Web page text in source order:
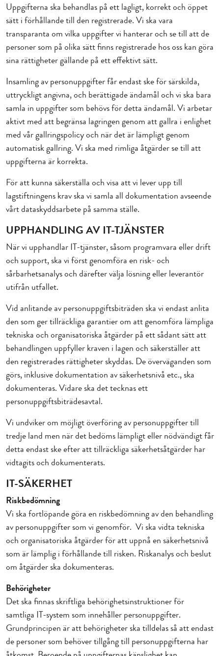
Uppgifterna ska behandlas på ett lagligt, korrekt och öppet
sätt i förhållande till den registrerade. Vi ska vara
transparanta om vilka uppgifter vi hanterar och se till att de
personer som på olika sätt finns registrerade hos oss kan göra
sina rättigheter gällande på ett effektivt sätt.
Insamling av personuppgifter får endast ske för särskilda,
uttryckligt angivna, och berättigade ändamål och vi ska bara
samla in uppgifter som behövs för detta ändamål. Vi arbetar
aktivt med att begränsa lagringen genom att gallra i enlighet
med vår gallringspolicy och när det är lämpligt genom
automatisk gallring. Vi ska med rimliga åtgärder se till att
uppgifterna är korrekta.
För att kunna säkerställa och visa att vi lever upp till
lagstiftningens krav ska vi samla all dokumentation avseende
vårt dataskyddsarbete på samma ställe.
UPPHANDLING AV IT-TJÄNSTER
När vi upphandlar IT-tjänster, såsom programvara eller drift
och support, ska vi först genomföra en risk- och
sårbarhetsanalys och därefter välja lösning eller leverantör
utifrån utfallet.
Vid anlitande av personuppgiftsbiträden ska vi endast anlita
den som ger tillräckliga garantier om att genomföra lämpliga
tekniska och organisatoriska åtgärder på ett sådant sätt att
behandlingen uppfyller kraven i lagen och säkerställer att
den registrerades rättigheter skyddas. De överväganden som
görs, inklusive dokumentation av säkerhetsnivå etc., ska
dokumenteras. Vidare ska det tecknas ett
personuppgiftsbiträdesavtal.
Vi undviker om möjligt överföring av personuppgifter till
tredje land men när det bedöms lämpligt eller nödvändigt får
detta endast ske efter att tillräckliga säkerhetsåtgärder har
vidtagits och dokumenterats.
IT-SÄKERHET
Riskbedömning
Vi ska fortlöpande göra en riskbedömning av den behandling
av personuppgifter som vi genomför. Vi ska vidta tekniska
och organisatoriska åtgärder för att uppnå en säkerhetsnivå
som är lämplig i förhållande till risken. Riskanalys och beslut
om åtgärder ska dokumenteras.
Behörigheter
Det ska finnas skriftliga behörighetsinstruktioner för
samtliga IT-system som innehåller personuppgifter.
Grundprincipen är att behörigheter ska tilldelas så att endast
de personer som behöver tillgång till personuppgifterna har